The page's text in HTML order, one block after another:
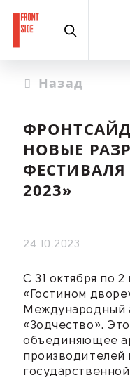
Назад
НОВЫЕ
2023»
24.10.2023
С 31 октября по
«Гостином
Международный
«Зодчество».
объединяющее
производителей